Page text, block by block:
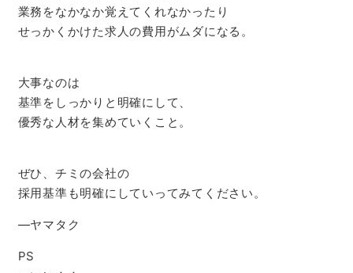
業務をなかなか覚えてくれなかったり
せっかくかけた求人の費用がムダになる。
大事なのは
基準をしっかりと明確にして、
優秀な人材を集めていくこと。
ぜひ、チミの会社の
採用基準も明確にしていってみてください。
―ヤマタク
PS